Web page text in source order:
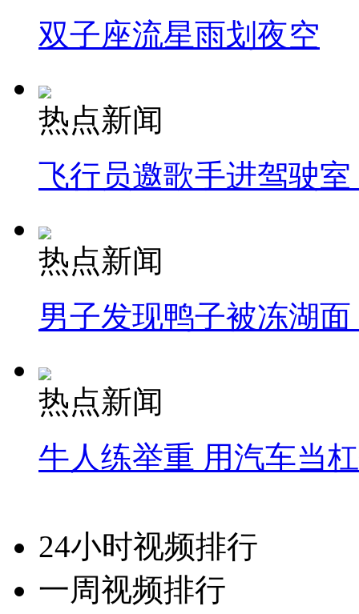
双子座流星雨划夜空
热点新闻
飞行员邀歌手进驾驶
热点新闻
男子发现鸭子被冻湖
热点新闻
牛人练举重 用汽车当
24小时视频排行
一周视频排行